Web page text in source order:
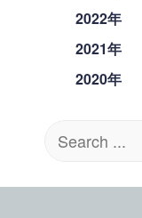
2022年
2021年
2020年
for: